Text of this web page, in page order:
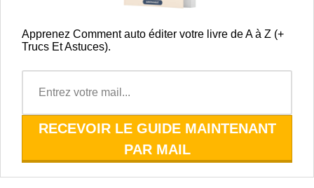
Apprenez Comment auto éditer votre livre de A à Z (+
Trucs Et Astuces).
RECEVOIR LE GUIDE MAINTENANT
PAR MAIL